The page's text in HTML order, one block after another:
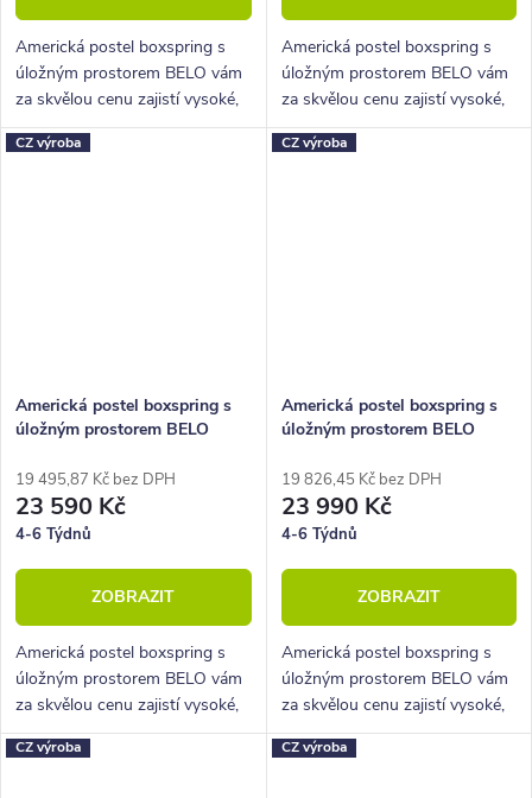
Americká postel boxspring s
úložným prostorem BELO vám
za skvělou cenu zajistí vysoké,
pohodlné spaní a velký úložný
prostor.
Americká postel boxspring s
úložným prostorem BELO vám
za skvělou cenu zajistí vysoké,
pohodlné spaní a velký úložný
prostor.
CZ výroba
Americká postel boxspring s
úložným prostorem BELO
19 495,87 Kč bez DPH
23 590 Kč
4-6 Týdnů
ZOBRAZIT
Americká postel boxspring s
úložným prostorem BELO vám
za skvělou cenu zajistí vysoké,
pohodlné spaní a velký úložný
prostor.
CZ výroba
Americká postel boxspring s
úložným prostorem BELO
19 826,45 Kč bez DPH
23 990 Kč
4-6 Týdnů
ZOBRAZIT
Americká postel boxspring s
úložným prostorem BELO vám
za skvělou cenu zajistí vysoké,
pohodlné spaní a velký úložný
prostor.
CZ výroba CZ výroba